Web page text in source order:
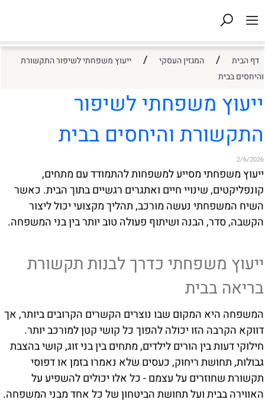
דף הבית / המגזין העסקי /
ייעוץ משפחתי לשיפור התקשורת
והיחסים בבית
ייעוץ משפחתי לשיפור
התקשורת והיחסים בבית
2/6/2026
ייעוץ משפחתי מסייע למשפחות להתמודד עם מתחים,
קונפליקטים, שינויי חיים ואתגרים רגשיים בתוך הבית. כאשר
השיח המשפחתי נעשה מורכב, תהליך מקצועי יכול ליצור
הקשבה, סדר, הבנה ושיתוף פעולה טוב יותר בין בני המשפחה.
ייעוץ משפחתי כדרך לבנות תקשורת
בריאה בבית
המשפחה היא המקום שבו נוצרים הקשרים הקרובים ביותר, אך
דווקא הקרבה הזו יכולה להפוך כל קושי קטן למורכב יותר.
חילוקי דעות בין הורים לילדים, מתחים בין בני זוג, קושי בהצבת
גבולות, תחושת ריחוק, כעסים שלא נאמרו בזמן או דפוסי
תקשורת שחוזרים על עצמם - כל אלו יכולים להשפיע על
האווירה בבית ועל תחושת הביטחון של כל אחד מבני המשפחה.